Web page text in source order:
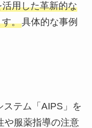
用した革新的な
。具体的な事例
ステム「AIPS」を
や服薬指導の注意